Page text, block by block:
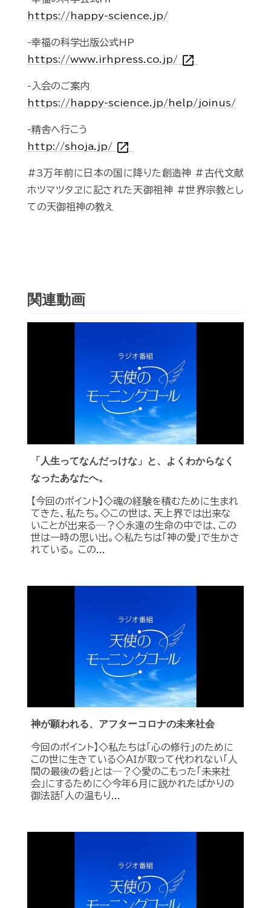
https://happy-science.jp/
-幸福の科学出版公式HP
https://www.irhpress.co.jp/ open_in_new
-入会のご案内
https://happy-science.jp/help/joinus/
-精舎へ行こう
http://shoja.jp/ open_in_new
#3万年前に日本の国に降りた創造神 #古代文献
ホツマツタヱに記された天御祖神 #世界宗教とし
ての天御祖神の教え
関連動画
「人生ってなんだっけな」と、よくわからなく
なったあなたへ。
【今回のポイント】◇魂の経験を積むために生まれ
てきた、私たち。◇この世は、天上界では出来な
いことが出来る―？◇永遠の生命の中では、この
世は一時の思い出。◇私たちは「神の愛」で生かさ
れている。 この...
神が願われる、アフターコロナの未来社会
今回のポイント】◇私たちは「心の修行」のために
この世に生きている◇ＡＩが取って代われない「人
間の最後の砦」とは―？◇愛のこもった「未来社
会」にするために◇今年6月に説かれたばかりの
御法話「人の温もり...